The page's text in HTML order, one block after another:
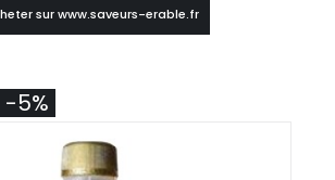
sur www.saveurs-erable.fr
-5%